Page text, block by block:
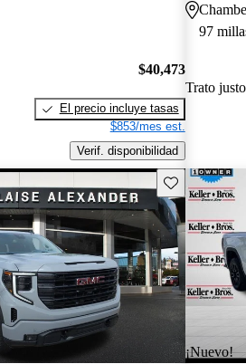
$40,473
El precio incluye tasas
$853/mes est.
Verif. disponibilidad
97
Trato justo
Guarda este
¡Nuevo!